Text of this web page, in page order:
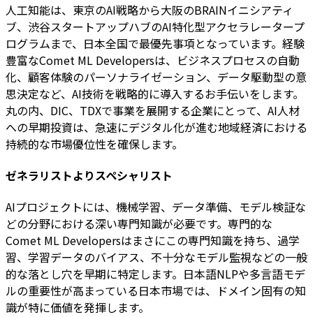
人工知能は、東京のAI戦略から大阪のBRAINイニシアティ
ブ、渋谷スタートアップハブのAI特化型アクセラレータープ
ログラムまで、日本全国で最優先事項となっています。経験
豊富なComet ML Developersは、ビジネスプロセスの自動
化、顧客体験のパーソナライゼーション、データ駆動型の意
思決定など、AI技術を戦略的に導入するお手伝いをします。
丸の内、DIC、TDXで事業を展開する企業にとって、AI人材
への早期投資は、急速にデジタル化が進む地域経済における
持続的な市場優位性を確保します。
ゼネラリストよりスペシャリスト
AIプロジェクトには、機械学習、データ準備、モデル検証な
どの分野における深い専門知識が必要です。専門的な
Comet ML Developersはまさにこの専門知識を持ち、過学
習、学習データのバイアス、不十分なモデル監視などの一般
的な落とし穴を早期に特定します。日本語NLPや多言語モデ
ルの重要性が高まっている日本市場では、ドメイン固有の知
識が特に価値を発揮します。